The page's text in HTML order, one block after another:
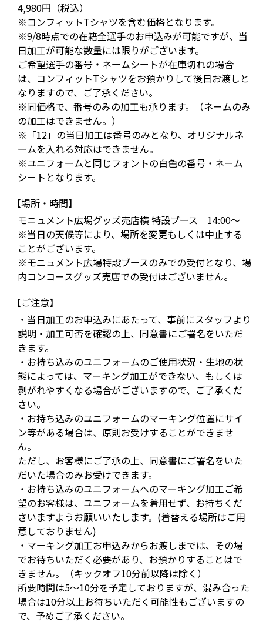
4,980円（税込）
※コンフィットTシャツを含む価格となります。
※9/8時点での在籍全選手のお申込みが可能ですが、当
日加工が可能な数量には限りがございます。
ご希望選手の番号・ネームシートが在庫切れの場合
は、コンフィットTシャツをお預かりして後日お渡しと
なりますので、ご了承ください。
※同価格で、番号のみの加工も承ります。（ネームのみ
の加工はできません。）
※「12」の当日加工は番号のみとなり、オリジナルネ
ームを入れる対応はできません。
※ユニフォームと同じフォントの白色の番号・ネーム
シートとなります。
【場所・時間】
モニュメント広場グッズ売店横 特設ブース 14:00～
※当日の天候等により、場所を変更もしくは中止する
ことがございます。
※モニュメント広場特設ブースのみでの受付となり、場
内コンコースグッズ売店での受付はございません。
【ご注意】
・当日加工のお申込みにあたって、事前にスタッフより
説明・加工可否を確認の上、同意書にご署名をいただ
きます。
・お持ち込みのユニフォームのご使用状況・生地の状
態によっては、マーキング加工ができない、もしくは
剥がれやすくなる場合がございますので、ご了承くだ
さい。
・お持ち込みのユニフォームのマーキング位置にサイ
ン等がある場合は、原則お受けすることができませ
ん。
ただし、お客様にご了承の上、同意書にご署名をいた
だいた場合のみお受けできます。
・お持ち込みのユニフォームへのマーキング加工ご希
望のお客様は、ユニフォームを着用せず、お持ちくだ
さいますようお願いいたします。(着替える場所はご用
意しておりません)
・マーキング加工お申込みからお渡しまでは、その場
でお待ちいただく必要があり、お預かりすることはで
きません。（キックオフ10分前以降は除く）
所要時間は5～10分を予定しておりますが、混み合った
場合は10分以上お待ちいただく可能性もございますの
で、予めご了承ください。